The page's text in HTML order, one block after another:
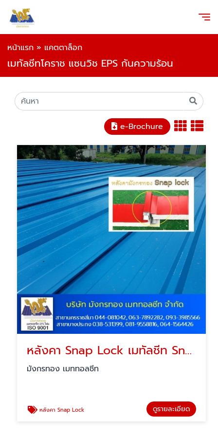
หน้าแรก » แคตตาล็อก
เมทัลชีทโคราช แซนวิช EPS กันความร้อน
e-Brochure
หลังคา Snap Lock เมทัลชีท Snap Lock
มังกรทอง เมททอลชีท
หลังคา Snap Lock ดูรายละเอียด